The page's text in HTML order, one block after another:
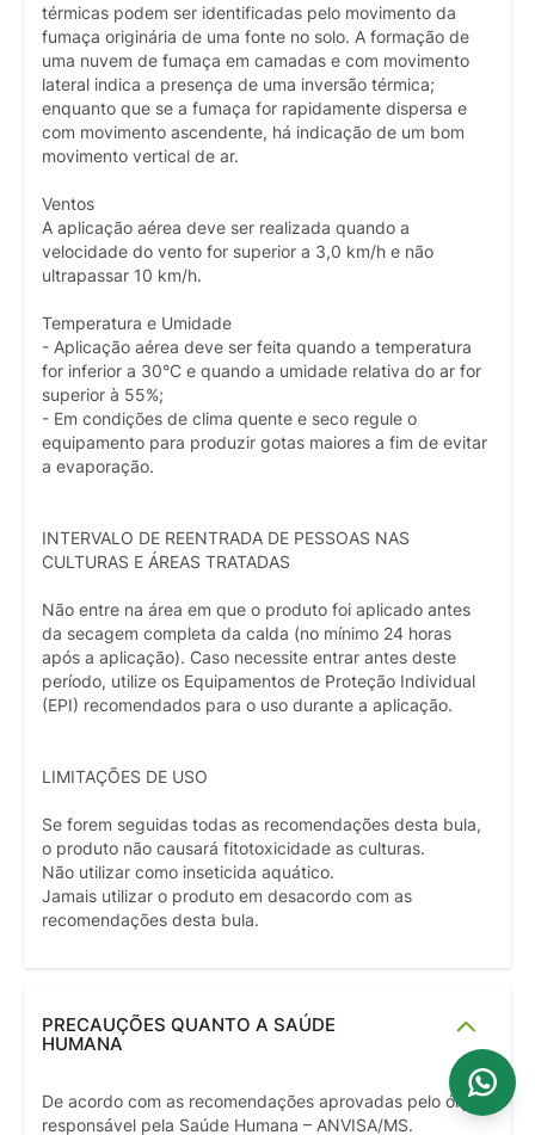
térmicas podem ser identificadas pelo movimento da
fumaça originária de uma fonte no solo. A formação de
uma nuvem de fumaça em camadas e com movimento
lateral indica a presença de uma inversão térmica;
enquanto que se a fumaça for rapidamente dispersa e
com movimento ascendente, há indicação de um bom
movimento vertical de ar.
Ventos
A aplicação aérea deve ser realizada quando a
velocidade do vento for superior a 3,0 km/h e não
ultrapassar 10 km/h.
Temperatura e Umidade
- Aplicação aérea deve ser feita quando a temperatura
for inferior a 30°C e quando a umidade relativa do ar for
superior à 55%;
- Em condições de clima quente e seco regule o
equipamento para produzir gotas maiores a fim de evitar
a evaporação.
INTERVALO DE REENTRADA DE PESSOAS NAS
CULTURAS E ÁREAS TRATADAS
Não entre na área em que o produto foi aplicado antes
da secagem completa da calda (no mínimo 24 horas
após a aplicação). Caso necessite entrar antes deste
período, utilize os Equipamentos de Proteção Individual
(EPI) recomendados para o uso durante a aplicação.
LIMITAÇÕES DE USO
Se forem seguidas todas as recomendações desta bula,
o produto não causará fitotoxicidade as culturas.
Não utilizar como inseticida aquático.
Jamais utilizar o produto em desacordo com as
recomendações desta bula.
PRECAUÇÕES QUANTO A SAÚDE
HUMANA
De acordo com as recomendações aprovadas pelo órgão
responsável pela Saúde Humana – ANVISA/MS.